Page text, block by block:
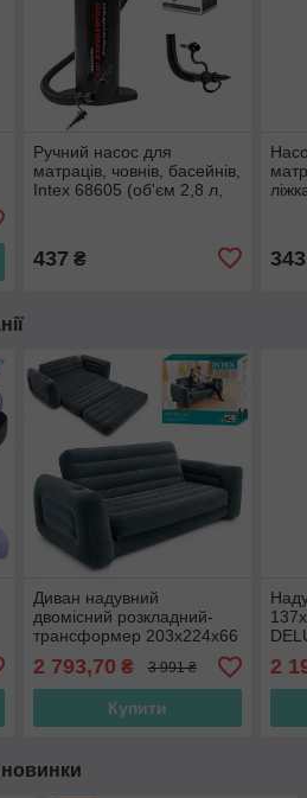
Ручний насос для
матраців, човнів, басейнів,
Intex 68605 (об'єм 2,8 л,
437 ₴ 343
Диван надувний
двомісний розкладний-
трансформер 203х224х66
см Intex 66552,
велюровий, двоспальний
2 793,70 ₴ 3 991 ₴
Купити
2
новинки